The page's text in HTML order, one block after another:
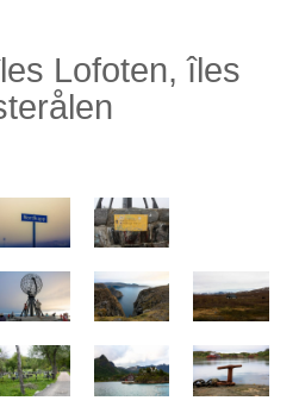
Lofoten, îles